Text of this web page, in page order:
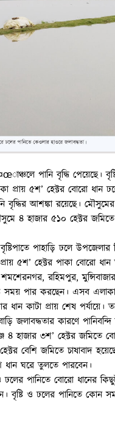
পানি বৃদ্ধি পেয়েছে।
প্রায় ৫শ’ হেক্টর বোরো ধান
বৃদ্ধির আশঙ্কা রয়েছে।
৪ হাজার ৫১০ হেক্টর
পাহাড়ি ঢলে
৫শ’ হেক্টর পাকা বোরো
রহিমপুর,
সময় পার করছেন। এসব
কাটা প্রায় শেষ
জলাবদ্ধতার কারণে
৩শ’ হেক্টর জমিতে
বেশি জমিতে চাষাবাদ
ধান ঘরে তুলতে পারবেন।
পানিতে বোরো ধানের
বৃষ্টি ও ঢলের পানিতে কোন